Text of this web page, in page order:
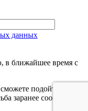
данных
в ближайшее время с
подойти на
заранее сообщить